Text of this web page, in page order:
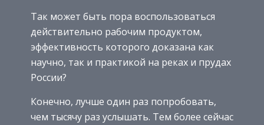
Так может быть пора воспользоваться
действительно рабочим продуктом,
эффективность которого доказана как
научно, так и практикой на реках и прудах
России?
Конечно, лучше один раз попробовать,
чем тысячу раз услышать. Тем более сейчас